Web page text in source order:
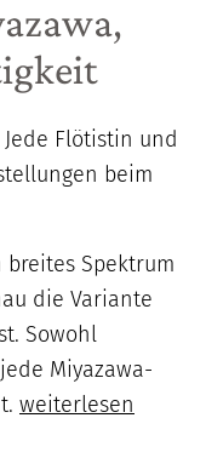
Jede Flötistin und
beim
Spektrum
die Variante
Sowohl
Miyazawa-
weiterlesen